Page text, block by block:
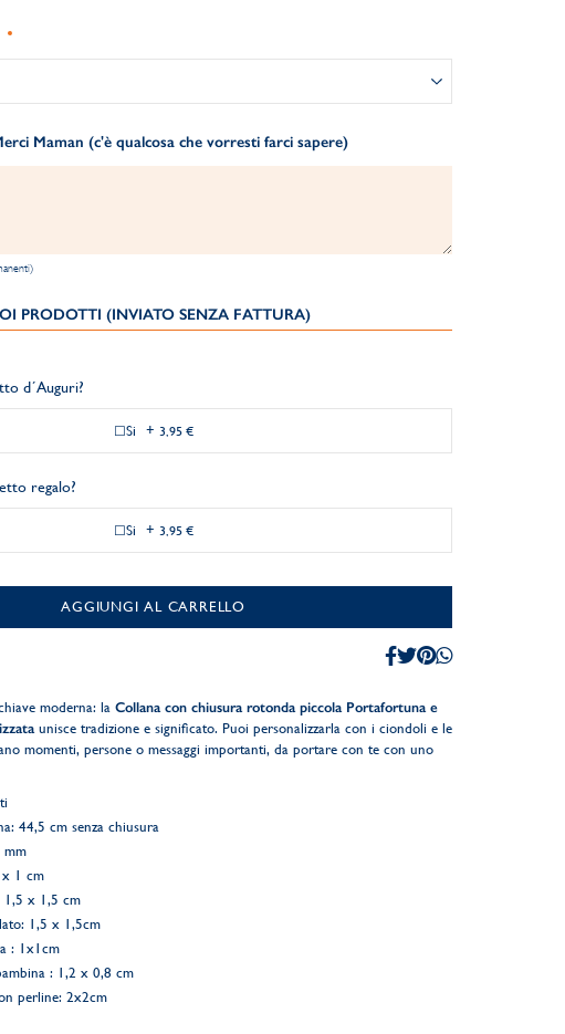
Maman (c'è qualcosa che vorresti farci sapere)
PRODOTTI (INVIATO SENZA FATTURA)
d´Auguri?
Si + 3,95 €
regalo?
Si + 3,95 €
AGGIUNGI AL CARRELLO
moderna: la Collana con chiusura rotonda piccola Portafortuna e
unisce tradizione e significato. Puoi personalizzarla con i ciondoli e le
momenti, persone o messaggi importanti, da portare con te con uno
44,5 cm senza chiusura
mm
1 cm
1,5 x 1,5 cm
1,5 x 1,5cm
: 1x1cm
: 1,2 x 0,8 cm
perline: 2x2cm